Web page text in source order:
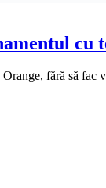
cu
fără să